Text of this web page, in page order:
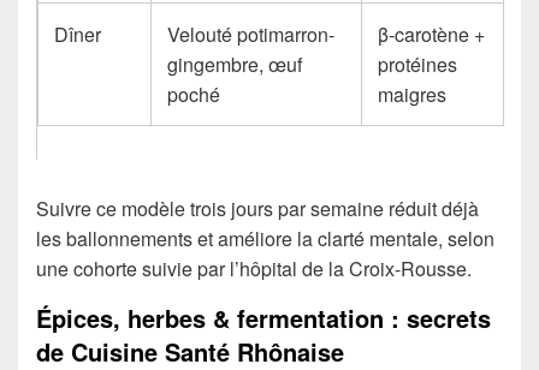
Dîner
Velouté potimarron-
gingembre, œuf
poché
β-carotène +
protéines
maigres
Suivre ce modèle trois jours par semaine réduit déjà
les ballonnements et améliore la clarté mentale, selon
une cohorte suivie par l’hôpital de la Croix-Rousse.
Épices, herbes & fermentation : secrets
de Cuisine Santé Rhônaise